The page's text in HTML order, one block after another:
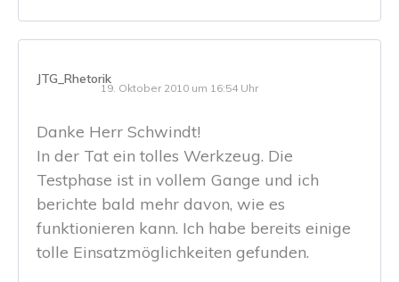
JTG_Rhetorik
19. Oktober 2010 um 16:54 Uhr
Danke Herr Schwindt!
In der Tat ein tolles Werkzeug. Die
Testphase ist in vollem Gange und ich
berichte bald mehr davon, wie es
funktionieren kann. Ich habe bereits einige
tolle Einsatzmöglichkeiten gefunden.